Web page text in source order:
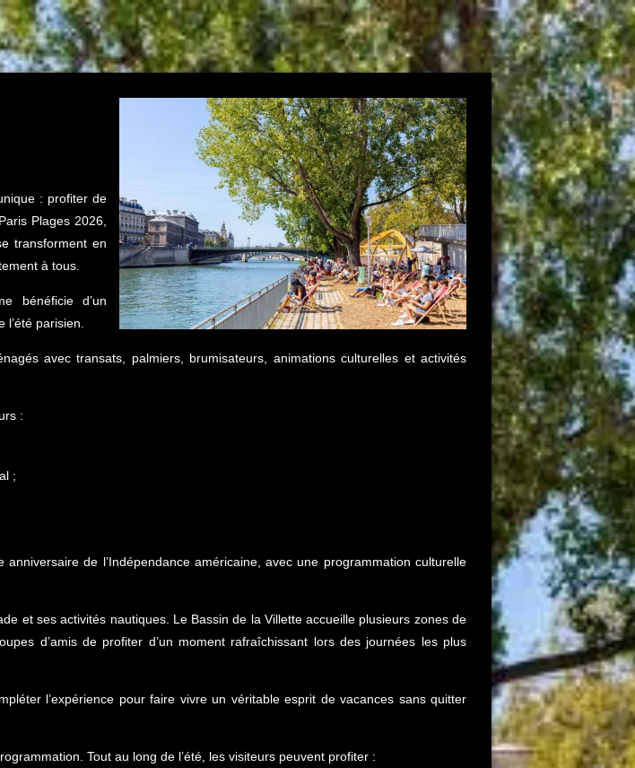
: profiter de
Plages 2026,
transforment en
à tous.
bénéficie d’un
parisien.
avec transats, palmiers, brumisateurs, animations culturelles et activités
:
;
de l’Indépendance américaine, avec une programmation culturelle
et ses activités nautiques. Le Bassin de la Villette accueille plusieurs zones de
d’amis de profiter d’un moment rafraîchissant lors des journées les plus
l’expérience pour faire vivre un véritable esprit de vacances sans quitter
Tout au long de l’été, les visiteurs peuvent profiter :